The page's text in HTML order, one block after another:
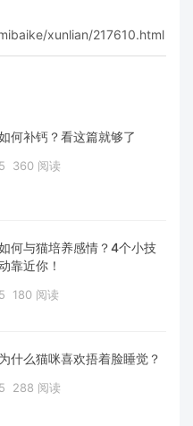
xunlian/217610.html
何补钙？看这篇就够了
360 阅读
何与猫培养感情？4个小技
靠近你！
180 阅读
什么猫咪喜欢捂着脸睡觉？
288 阅读